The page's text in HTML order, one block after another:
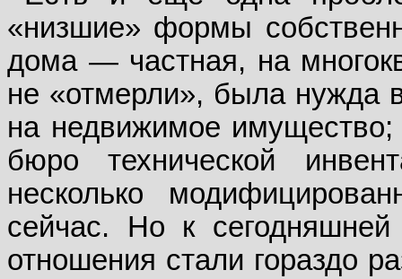
«низшие» формы
дома — частная, на
не «отмерли», была нужда
на недвижимое
бюро технической
несколько
сейчас. Но к
отношения стали гораздо